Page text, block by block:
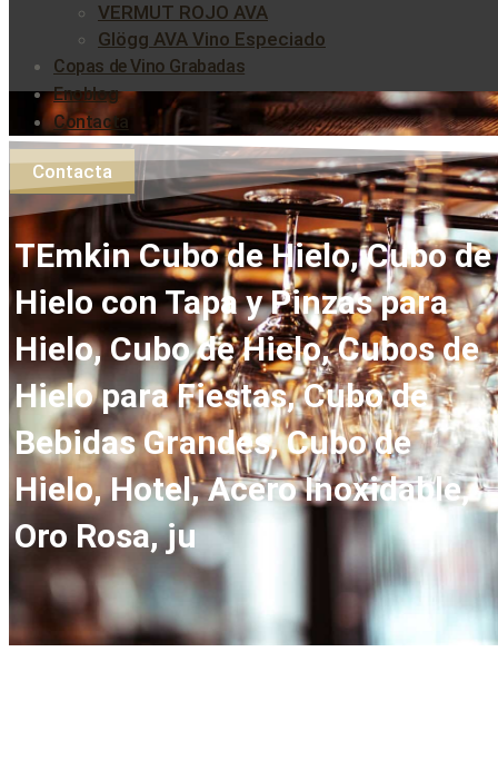
VERMUT ROJO AVA
Glögg AVA Vino Especiado
Copas de Vino Grabadas
Enoblog
Contacta
Contacta
TEmkin Cubo de Hielo, Cubo de
Hielo con Tapa y Pinzas para
Hielo, Cubo de Hielo, Cubos de
Hielo para Fiestas, Cubo de
Bebidas Grandes, Cubo de
Hielo, Hotel, Acero Inoxidable,
Oro Rosa, ju